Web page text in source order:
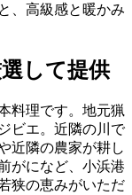
、高級感と暖かみ
して提供
料理です。地元猟
ビエ。近隣の川で
近隣の農家が耕し
がになど、小浜港
狭の恵みがいただ